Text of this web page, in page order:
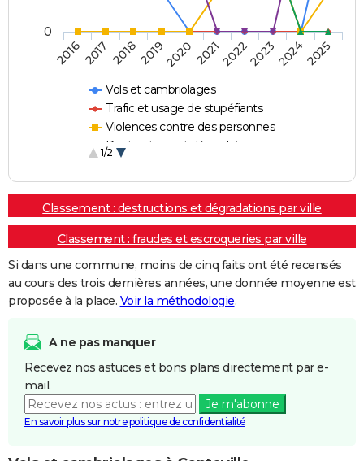
Vols et cambriolages
Trafic et usage de stupéfiants
Violences contre des personnes
Destructions et dégradations
1/2
20162017 20182019202020212022202320242025
0
Classement : destructions et dégradations par ville
Classement : fraudes et escroqueries par ville
Si dans une commune, moins de cinq faits ont été recensés
au cours des trois dernières années, une donnée moyenne est
proposée à la place. Voir la méthodologie.
A ne pas manquer
Recevez nos astuces et bons plans directement par e-
mail.
Je m'abonne
En savoir plus sur notre politique de confidentialité